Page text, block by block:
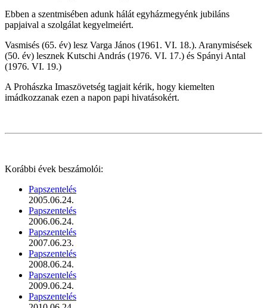
Ebben a szentmisében adunk hálát egyházmegyénk jubiláns
papjaival a szolgálat kegyelmeiért.
Vasmisés (65. év) lesz Varga János (1961. VI. 18.). Aranymisések
(50. év) lesznek Kutschi András (1976. VI. 17.) és Spányi Antal
(1976. VI. 19.)
A Prohászka Imaszövetség tagjait kérik, hogy kiemelten
imádkozzanak ezen a napon papi hivatásokért.
Korábbi évek beszámolói:
Papszentelés
2005.06.24.
Papszentelés
2006.06.24.
Papszentelés
2007.06.23.
Papszentelés
2008.06.24.
Papszentelés
2009.06.24.
Papszentelés